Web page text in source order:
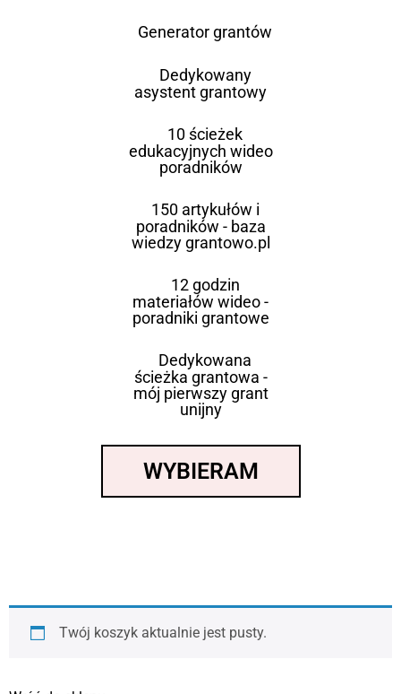
Generator grantów
Dedykowany
asystent grantowy
10 ścieżek
edukacyjnych wideo
poradników
150 artykułów i
poradników - baza
wiedzy grantowo.pl
12 godzin
materiałów wideo -
poradniki grantowe
Dedykowana
ścieżka grantowa -
mój pierwszy grant
unijny
WYBIERAM
Twój koszyk aktualnie jest pusty.